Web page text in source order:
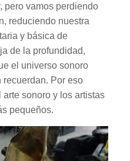
pero vamos perdiendo
reduciendo nuestra
y básica de
de la profundidad,
el universo sonoro
Por eso
sonoro y los artistas
pequeños.